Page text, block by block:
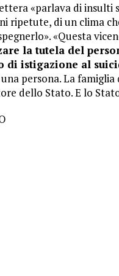
«parlava di insulti
ripetute, di un clima
«Questa
la tutela del
di istigazione al
persona. La
dello Stato. E lo